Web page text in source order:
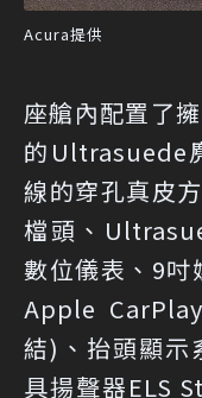
Acura提供
座艙內配置了
的Ultrasuede
線的穿孔真皮
檔頭、
數位儀表、9吋
Apple
結)、抬頭顯示
具揚聲器ELS